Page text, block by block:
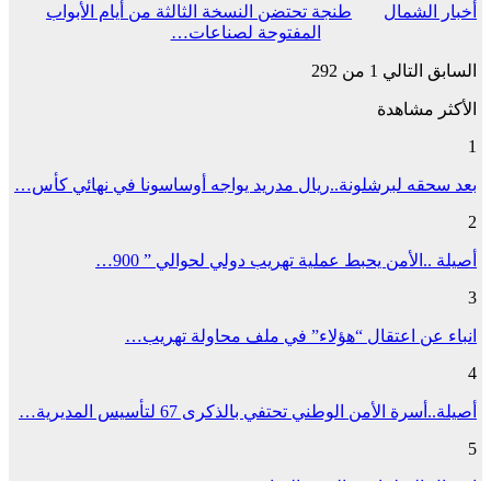
أخبار الشمال
طنجة تحتضن النسخة الثالثة من أيام الأبواب
المفتوحة لصناعات…
السابق التالي 1 من 292
الأكثر مشاهدة
1
بعد سحقه لبرشلونة..ريال مدريد يواجه أوساسونا في نهائي كأس…
2
أصيلة ..الأمن يحبط عملية تهريب دولي لحوالي ” 900…
3
انباء عن اعتقال “هؤلاء” في ملف محاولة تهريب…
4
أصيلة..أسرة الأمن الوطني تحتفي بالذكرى 67 لتأسيس المديرية…
5